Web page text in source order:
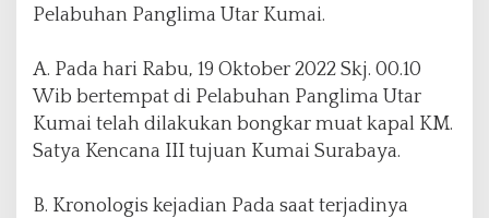
Pelabuhan Panglima Utar Kumai.
A. Pada hari Rabu, 19 Oktober 2022 Skj. 00.10
Wib bertempat di Pelabuhan Panglima Utar
Kumai telah dilakukan bongkar muat kapal KM.
Satya Kencana III tujuan Kumai Surabaya.
B. Kronologis kejadian Pada saat terjadinya